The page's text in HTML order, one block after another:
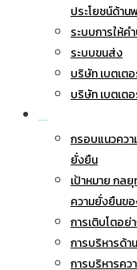
ประโยชน์ด้าน
ระบบการให้ค
ระบบขนส่ง
บริษัท เบตเต
บริษัท เบตเต
กรอบแนวคว
ยั่งยืน
เป้าหมาย กล
ความยั่งยืนข
การเติบโตอย่
การบริหารด้า
การบริหารคว